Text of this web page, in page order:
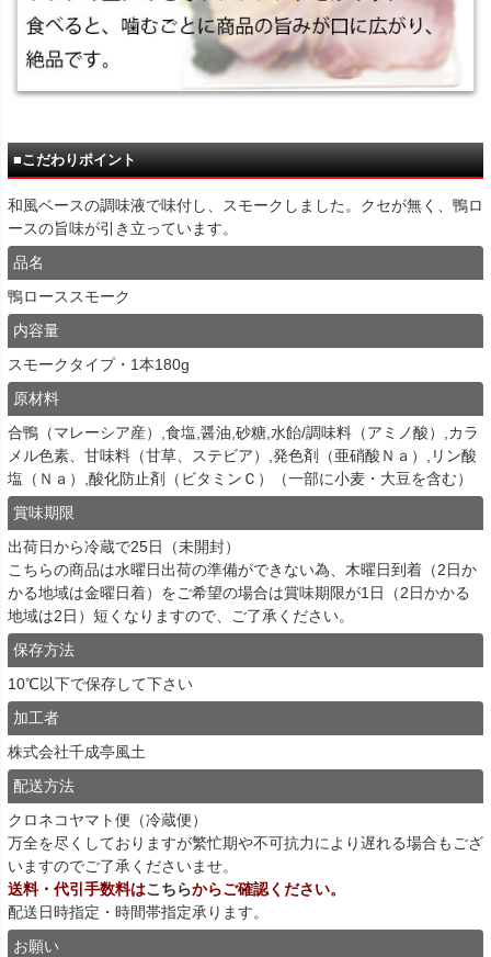
■こだわりポイント
和風ベースの調味液で味付し、スモークしました。クセが無く、鴨ロ
ースの旨味が引き立っています。
品名
鴨ローススモーク
内容量
スモークタイプ・1本180g
原材料
合鴨（マレーシア産）,食塩,醤油,砂糖,水飴/調味料（アミノ酸）,カラ
メル色素、甘味料（甘草、ステビア）,発色剤（亜硝酸Ｎａ）,リン酸
塩（Ｎａ）,酸化防止剤（ビタミンＣ）（一部に小麦・大豆を含む）
賞味期限
出荷日から冷蔵で25日（未開封）
こちらの商品は水曜日出荷の準備ができない為、木曜日到着（2日か
かる地域は金曜日着）をご希望の場合は賞味期限が1日（2日かかる
地域は2日）短くなりますので、ご了承ください。
保存方法
10℃以下で保存して下さい
加工者
株式会社千成亭風土
配送方法
クロネコヤマト便（冷蔵便）
万全を尽くしておりますが繁忙期や不可抗力により遅れる場合もござ
いますのでご了承くださいませ。
送料・代引手数料はこちらからご確認ください。
配送日時指定・時間帯指定承ります。
お願い